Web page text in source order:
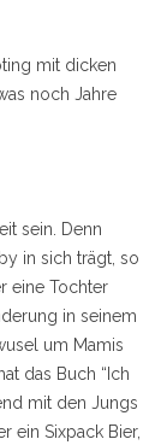
mit dicken
noch Jahre
sein. Denn
in sich trägt, so
eine Tochter
in seinem
um Mamis
das Buch “Ich
mit den Jungs
ein Sixpack Bier,